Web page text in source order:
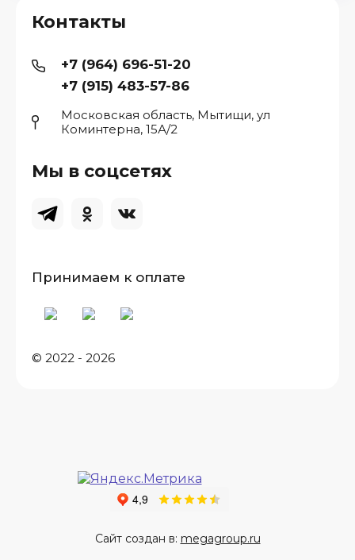
© 2022 - 2026
Контакты
+7 (964) 696-51-20
+7 (915) 483-57-86
Московская область, Мытищи, ул
Коминтерна, 15А/2
Мы в соцсетях
Принимаем к оплате
Сайт создан в: megagroup.ru